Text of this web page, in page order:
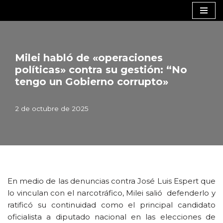
Milei habló de «operaciones
políticas» contra su gestión: “No
tengo un Gobierno corrupto»
2 de octubre de 2025
En medio de las denuncias contra José Luis Espert que
lo vinculan con el narcotráfico, Milei salió defenderlo y
ratificó su continuidad como el principal candidato
oficialista a diputado nacional en las elecciones de